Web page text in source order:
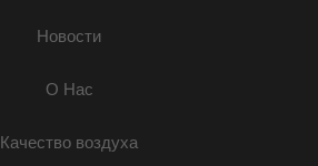
Новости
О Нас
Качество воздуха